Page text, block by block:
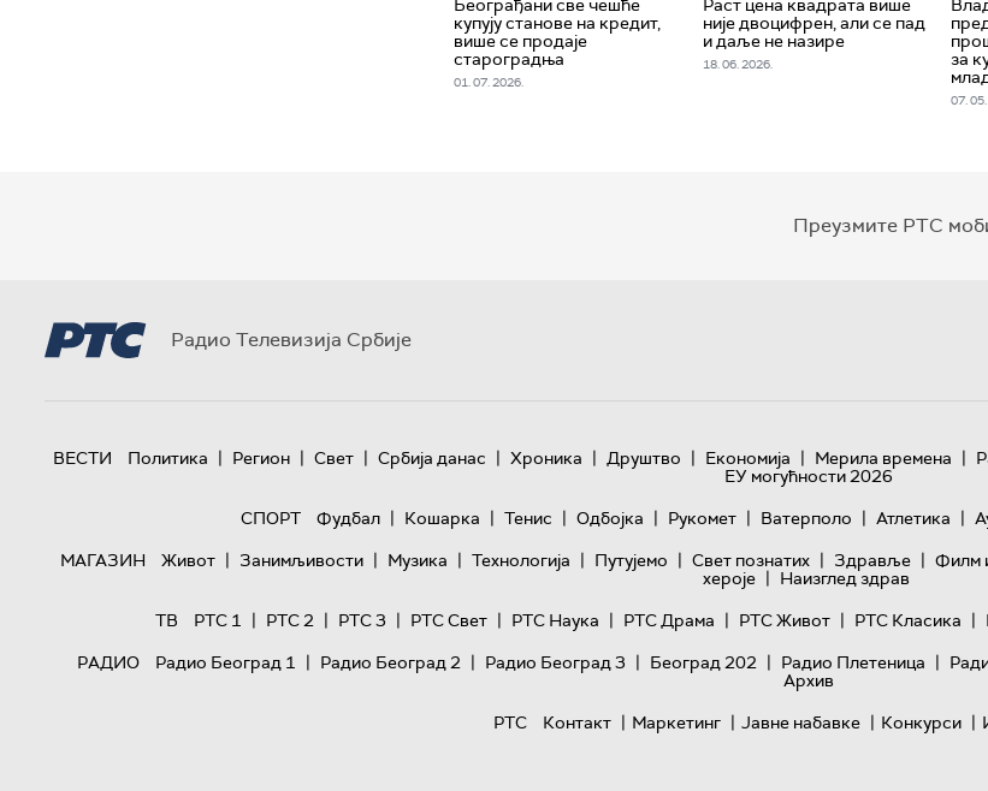
Београђани све чешће
купују станове на кредит,
више се продаје
староградња
01. 07. 2026.
Раст цена квадрата више
није двоцифрен, али се пад
и даље не назире
18. 06. 2026.
за
07.
Преузмите РТС
Радио Телевизија Србије
ВЕСТИ Политика | Регион | Свет | Србија данас | Хроника | Друштво | Економија | Мерила времена |
ЕУ могућности 2026
СПОРТ
Фудбал | Кошарка | Тенис | Одбојка | Рукомет | Ватерполо | Атлетика |
МАГАЗИН
Живот | Занимљивости | Музика | Технологијa | Путујемо | Свет познатих | Здравље | Филм
хероје | Наизглед здрав
ТВ
РТС 1 | РТС 2 | РТС 3 | РТС Свет | РТС Наука | РТС Драма | РТС Живот | РТС Класика |
РАДИО
Радио Београд 1 | Радио Београд 2 | Радио Београд 3 | Београд 202 | Радио Плетеница |
Архив
РТС
Контакт | Маркетинг | Јавне набавке | Конкурси |